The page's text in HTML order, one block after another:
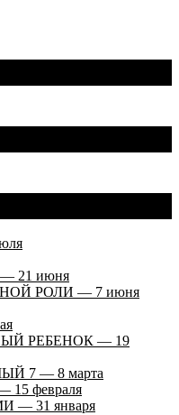
21 июня
РОЛИ — 7 июня
РЕБЕНОК — 19
7 — 8 марта
февраля
— 31 января